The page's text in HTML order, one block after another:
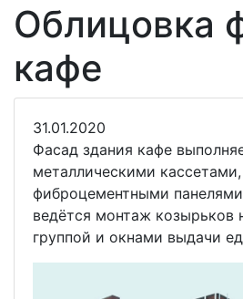
Облицовка
кафе
31.01.2020
Фасад здания кафе
металлическими
фиброцементными
ведётся монтаж козырьков
группой и окнами выдачи